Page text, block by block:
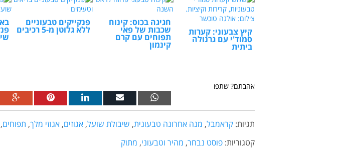
קיץ צבעוני: קערות
סמוד'י עם גרנולה
ביתית
חגיגה בכוס: קינוח
שכבות של פאי
תפוחים עם קרם
קינמון
פנקייקים טבעוניים
ללא גלוטן מ-5 רכיבים
אהבתם? שתפו
תגיות: קראמבל, מנה אחרונה טבעונית, שיבולת שועל, אגוזים, אגוזי מלך, תפוחים,
קטגוריות: פוסט נבחר, מהיר וטבעוני, מתוק